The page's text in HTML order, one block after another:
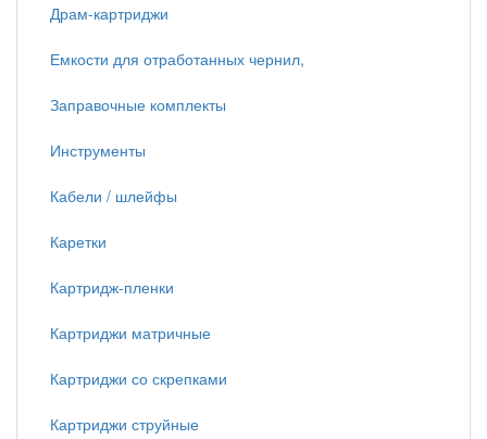
Драм-картриджи
Емкости для отработанных чернил,
Заправочные комплекты
Инструменты
Кабели / шлейфы
Каретки
Картридж-пленки
Картриджи матричные
Картриджи со скрепками
Картриджи струйные